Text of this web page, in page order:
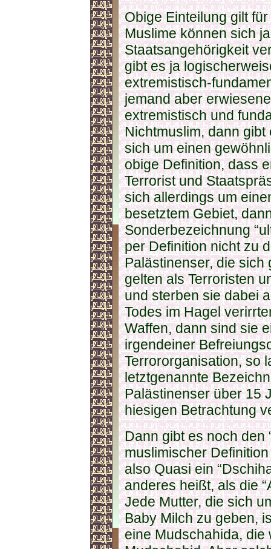
Obige Einteilung gilt
Muslime können sich
Staatsangehörigkeit
gibt es ja
extremistisch-
jemand aber
extremistisch und
Nichtmuslim, dann
sich um einen
obige Definition, dass
Terrorist und
sich allerdings um
besetztem Gebiet,
Sonderbezeichnung
per Definition nicht zu
Palästinenser, die sich
gelten als Terroristen
und sterben sie dabei
Todes im Hagel
Waffen, dann sind sie
irgendeiner
Terrororganisation, so
letztgenannte
Palästinenser über 15
hiesigen Betrachtung
Dann gibt es noch den
muslimischer
also Quasi ein
anderes heißt, als die
Jede Mutter, die sich
Baby Milch zu geben,
eine Mudschahida, die